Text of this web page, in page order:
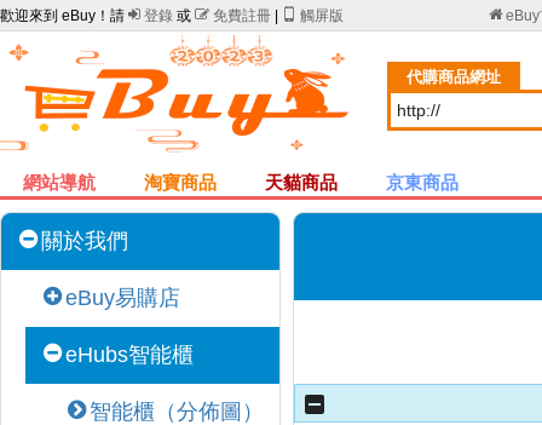
歡迎來到 eBuy！請  登錄 或  免費註冊 觸屏版 eBuy
代購商品網址
網站導航 淘寶商品 天貓商品 京東商品
關於我們
eBuy易購店
eHubs智能櫃
智能櫃（分佈圖）